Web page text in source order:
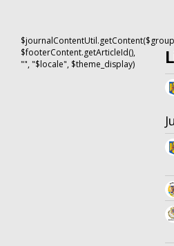
$footerContent.getArticleId(),
"", "$locale", $theme_display)